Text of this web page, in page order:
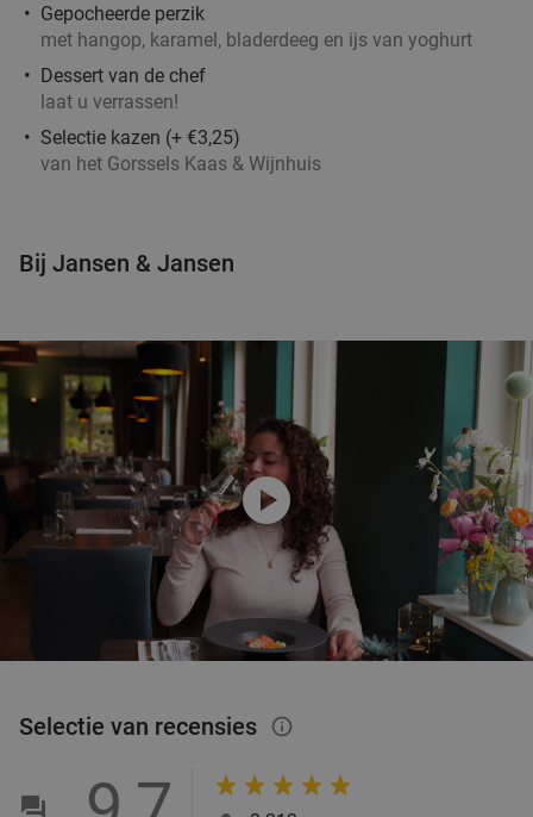
Gepocheerde perzik
met hangop, karamel, bladerdeeg en ijs van yoghurt
Dessert van de chef
laat u verrassen!
Selectie kazen (+ €3,25)
van het Gorssels Kaas & Wijnhuis
Bij Jansen & Jansen
play_circle
Selectie van recensies info_outlined